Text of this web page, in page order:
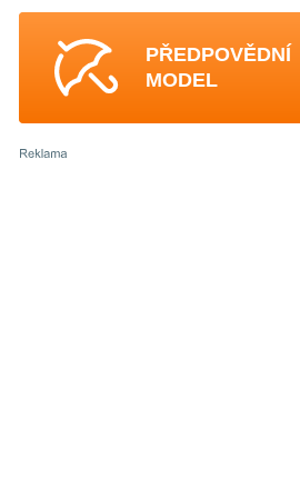
PŘEDPOVĚDNÍ
MODEL